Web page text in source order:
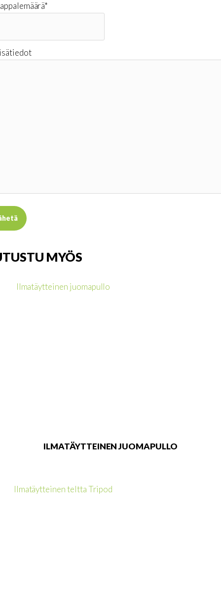
*
MYÖS
ILMATÄYTTEINEN JUOMAPULLO